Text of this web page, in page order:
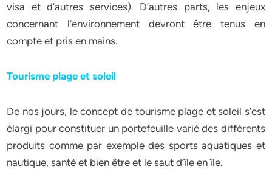
visa et d’autres services). D’autres parts, les enjeux
concernant l’environnement devront être tenus en
compte et pris en mains.
Tourisme plage et soleil
De nos jours, le concept de tourisme plage et soleil s’est
élargi pour constituer un portefeuille varié des différents
produits comme par exemple des sports aquatiques et
nautique, santé et bien être et le saut d’île en île.